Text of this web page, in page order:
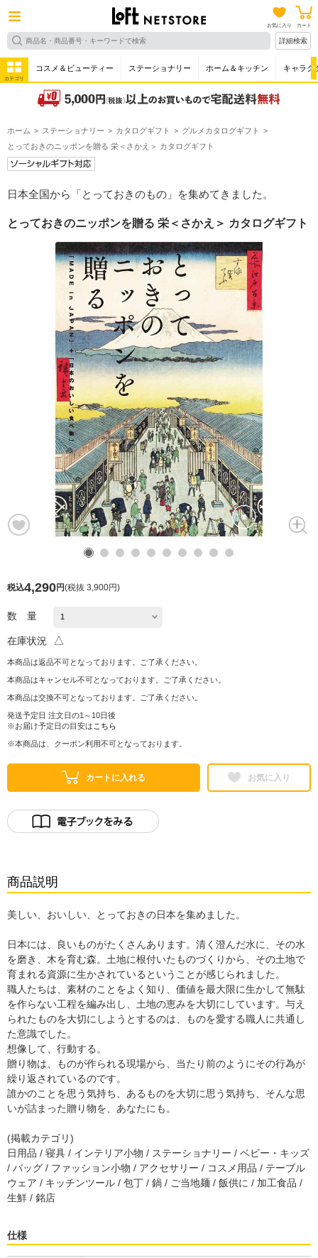
お気に入り カート
詳細検索
カテゴリ
コスメ＆ビューティー ステーショナリー ホーム＆キッチン キャラク
ホーム ステーショナリー カタログギフト
グルメカタログギフト
とっておきのニッポンを贈る 栄＜さかえ＞ カタログギフト
日本全国から「とっておきのもの」を集めてきました。
とっておきのニッポンを贈る 栄＜さかえ＞ カタログギフト
税込4,290円(税抜 3,900円)
数 量
在庫状況 △
本商品は返品不可となっております。ご了承ください。
本商品はキャンセル不可となっております。ご了承ください。
本商品は交換不可となっております。ご了承ください。
発送予定日 注文日の1～10日後
※お届け予定日の目安は こちら
※本商品は、クーポン利用不可となっております。
カートに入れる お気に入り
商品説明
美しい、おいしい、とっておきの日本を集めました。
日本には、良いものがたくさんあります。清く澄んだ水に、その水
を磨き、木を育む森。土地に根付いたものづくりから、その土地で
育まれる資源に生かされているということが感じられました。
職人たちは、素材のことをよく知り、価値を最大限に生かして無駄
を作らない工程を編み出し、土地の恵みを大切にしています。与え
られたものを大切にしようとするのは、ものを愛する職人に共通し
た意識でした。
想像して、行動する。
贈り物は、ものが作られる現場から、当たり前のようにその行為が
繰り返されているのです。
誰かのことを思う気持ち、あるものを大切に思う気持ち、そんな思
いが詰まった贈り物を、あなたにも。
(掲載カテゴリ)
日用品 / 寝具 / インテリア小物 / ステーショナリー / ベビー・キッズ
/ バッグ / ファッション小物 / アクセサリー / コスメ用品 / テーブル
ウェア / キッチンツール / 包丁 / 鍋 / ご当地麺 / 飯供に / 加工食品 /
生鮮 / 銘店
仕様